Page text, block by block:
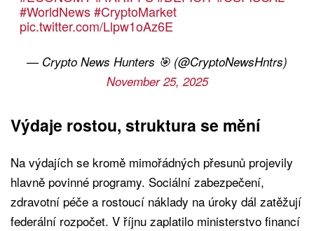
#WorldNews #CryptoMarket
pic.twitter.com/Llpw1oAz6E
— Crypto News Hunters 🎯 (@CryptoNewsHntrs)
November 25, 2025
Výdaje rostou, struktura se mění
Na výdajích se kromě mimořádných přesunů projevily
hlavně povinné programy. Sociální zabezpečení,
zdravotní péče a rostoucí náklady na úroky dál zatěžují
federální rozpočet. V říjnu zaplatilo ministerstvo financí